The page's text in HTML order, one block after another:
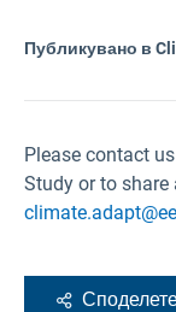
Публикувано в
Please contact
Study or to share